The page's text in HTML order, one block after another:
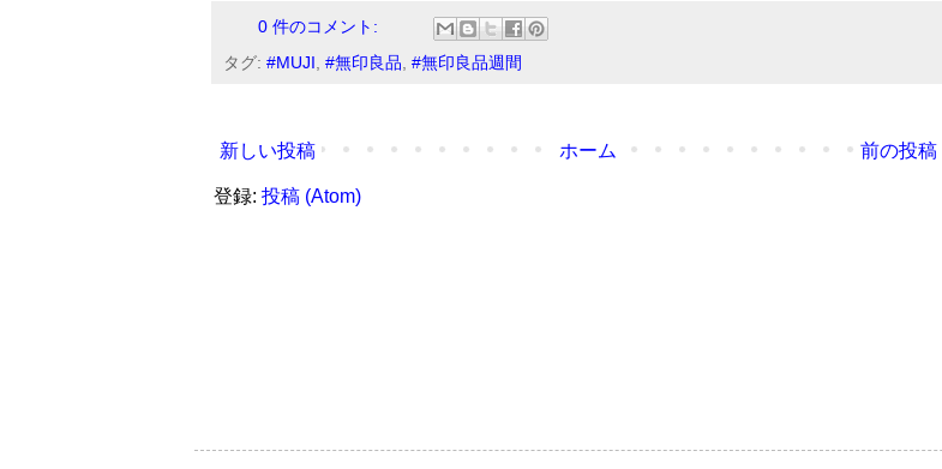
0 件のコメント:
タグ: #MUJI #無印良品 #無印良品週間
新しい投稿 前の投稿
ホーム
登録: 投稿 (Atom)